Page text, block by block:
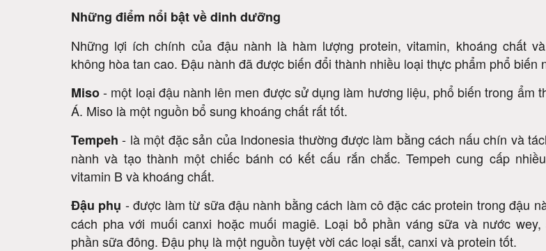
Những điểm nổi bật về dinh dưỡng
Những lợi ích chính của đậu nành là hàm lượng protein, vitamin, khoáng chất
không hòa tan cao. Đậu nành đã được biến đổi thành nhiều loại thực phẩm phổ biến
Miso- một loại đậu nành lên men được sử dụng làm hương liệu, phổ biến trong ẩm
Á. Miso là một nguồn bổ sung khoáng chất rất tốt.
Tempeh - là một đặc sản của Indonesia thường được làm bằng cách nấu chín và
nành và tạo thành một chiếc bánh có kết cấu rắn chắc. Tempeh cung cấp
vitamin B và khoáng chất.
Đậu phụ - được làm từ sữa đậu nành bằng cách làm cô đặc các protein trong đậu
cách pha với muối canxi hoặc muối magiê. Loại bỏ phần váng sữa và nước wey,
phần sữa đông. Đậu phụ là một nguồn tuyệt vời các loại sắt, canxi và protein tốt.